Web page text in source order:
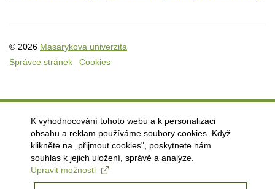
© 2026 Masarykova univerzita
Správce stránek
Cookies
K vyhodnocování tohoto webu a k personalizaci
obsahu a reklam používáme soubory cookies. Když
klikněte na „přijmout cookies", poskytnete nám
souhlas k jejich uložení, správě a analýze.
Upravit možnosti